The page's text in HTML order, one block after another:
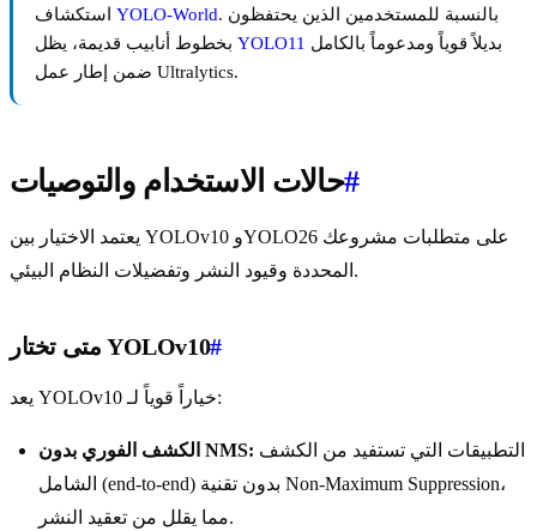
YOLO-World. بالنسبة للمستخدمين الذين يحتفظون
YOLO11
ضمن إطار عمل Ultralytics.
حالات الاستخدام والتوصيات#
يعتمد الاختيار بين YOLOv10 وYOLO26 على متطلبات مشروعك
المحددة وقيود النشر وتفضيلات النظام البيئي.
متى تختار YOLOv10#
يعد YOLOv10 خياراً قوياً لـ:
الكشف الفوري بدون NMS:
الشامل (end-to-end) بدون تقنية Non-Maximum Suppression،
مما يقلل من تعقيد النشر.